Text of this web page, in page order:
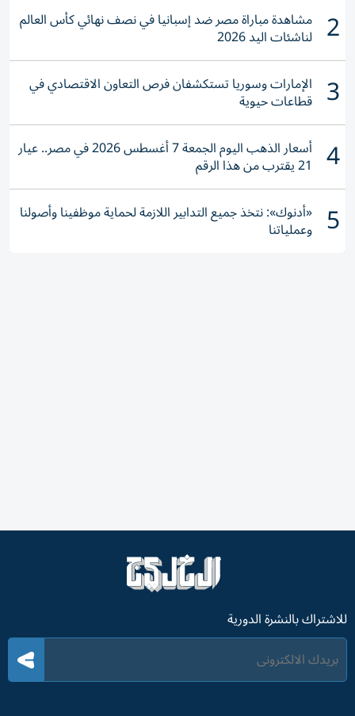
2 مشاهدة مباراة مصر ضد إسبانيا في نصف نهائي كأس العالم
لناشئات اليد 2026
3 الإمارات وسوريا تستكشفان فرص التعاون الاقتصادي في
قطاعات حيوية
4 أسعار الذهب اليوم الجمعة 7 أغسطس 2026 في مصر.. عيار
21 يقترب من هذا الرقم
5 «أدنوك»: نتخذ جميع التدابير اللازمة لحماية موظفينا وأصولنا
وعملياتنا
للاشتراك بالنشرة الدورية